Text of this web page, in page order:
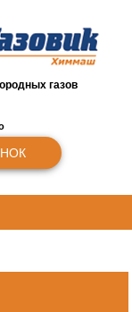
газов